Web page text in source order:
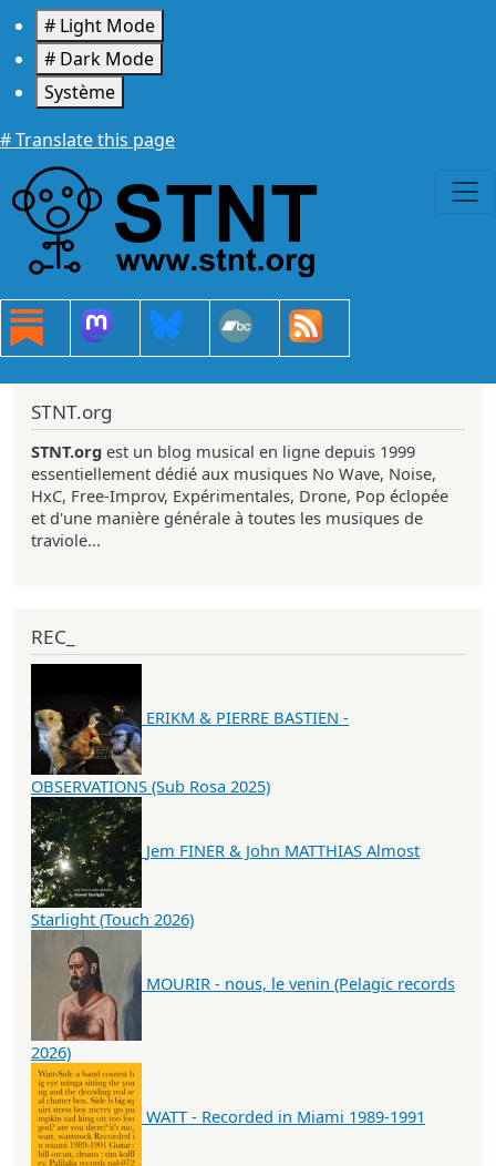
Aller au contenu principal
# Light Mode
# Dark Mode
Système
# Translate this page
STNT.org
STNT.org est un blog musical en ligne depuis 1999
essentiellement dédié aux musiques No Wave, Noise,
HxC, Free-Improv, Expérimentales, Drone, Pop éclopée
et d'une manière générale à toutes les musiques de
traviole...
REC_
ERIKM & PIERRE BASTIEN -
OBSERVATIONS (Sub Rosa 2025)
Jem FINER & John MATTHIAS Almost
Starlight (Touch 2026)
MOURIR - nous, le venin (Pelagic records
2026)
WATT - Recorded in Miami 1989-1991